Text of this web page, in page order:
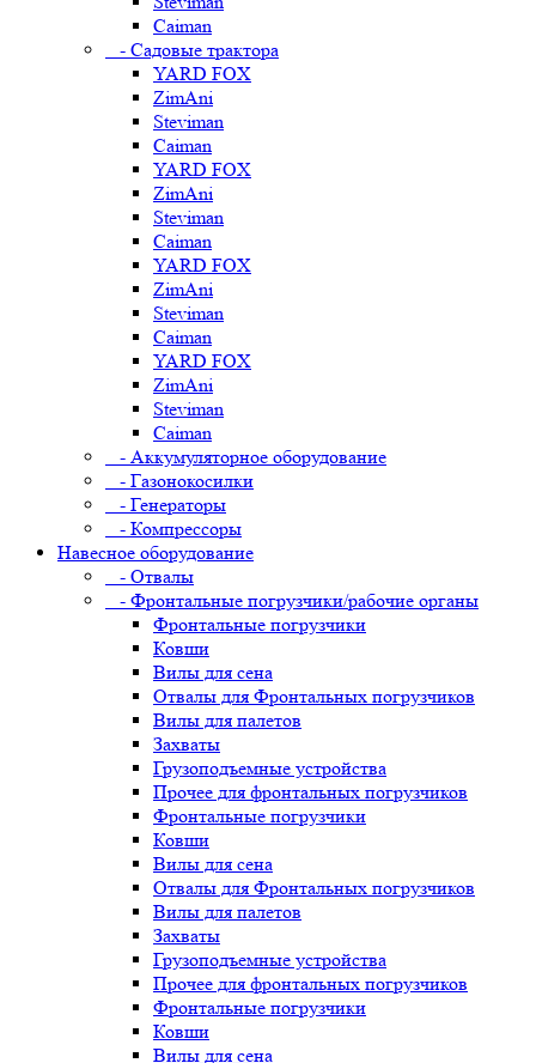
Caiman
- Садовые трактора
YARD FOX
ZimAni
Steviman
Caiman
YARD FOX
ZimAni
Steviman
Caiman
YARD FOX
ZimAni
Steviman
Caiman
YARD FOX
ZimAni
Steviman
Caiman
- Аккумуляторное оборудование
- Газонокосилки
- Генераторы
- Компрессоры
Навесное оборудование
- Отвалы
- Фронтальные погрузчики/рабочие органы
Фронтальные погрузчики
Ковши
Вилы для сена
Отвалы для Фронтальных погрузчиков
Вилы для палетов
Захваты
Грузоподъемные устройства
Прочее для фронтальных погрузчиков
Фронтальные погрузчики
Ковши
Вилы для сена
Отвалы для Фронтальных погрузчиков
Вилы для палетов
Захваты
Грузоподъемные устройства
Прочее для фронтальных погрузчиков
Фронтальные погрузчики
Ковши
Вилы для сена